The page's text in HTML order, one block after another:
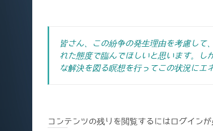
皆さん、この紛争の発生理由を考慮して
れた態度で臨んでほしいと思います。
し
な解決を図る瞑想を行ってこの状況にエ
コンテンツの残りを閲覧するにはログイン